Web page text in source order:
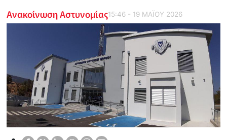
Ανακοίνωση Αστυνομίας15:46 - 19 ΜΑΪ́ΟΥ 2026